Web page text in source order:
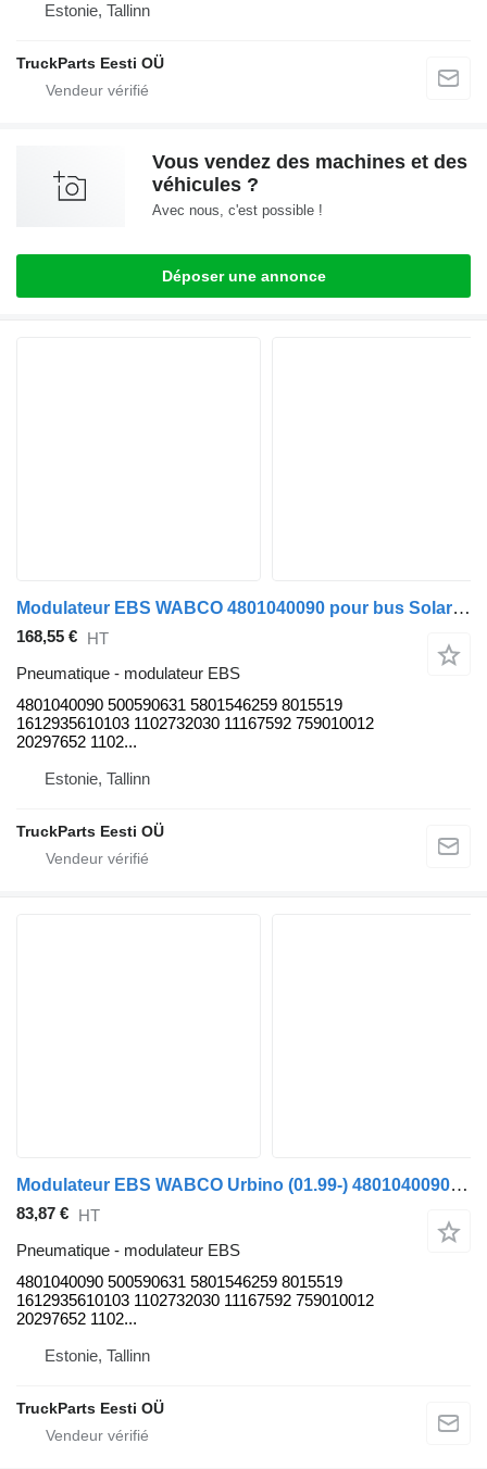
Estonie, Tallinn
TruckParts Eesti OÜ
Vous vendez des machines et des
véhicules ?
Avec nous, c'est possible !
Déposer une annonce
Modulateur EBS WABCO 4801040090 pour bus Solaris Urbino, Alpino, Vacanza (1999-)
168,55 € HT
Pneumatique - modulateur EBS
4801040090 500590631 5801546259 8015519
1612935610103 1102732030 11167592 759010012
20297652 1102...
Estonie, Tallinn
TruckParts Eesti OÜ
Modulateur EBS WABCO Urbino (01.99-) 4801040090 pour bus Solaris Urbino, Alpino, Vacanza (1999-)
83,87 € HT
Pneumatique - modulateur EBS
4801040090 500590631 5801546259 8015519
1612935610103 1102732030 11167592 759010012
20297652 1102...
Estonie, Tallinn
TruckParts Eesti OÜ